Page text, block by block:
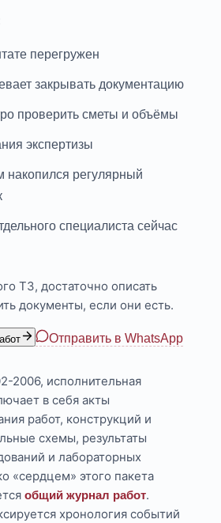
перегружен
закрывать документацию
проверить сметы и объёмы
экспертизы
накопился регулярный
специалиста сейчас
ТЗ, достаточно описать
документы, если они есть.
Отправить в WhatsApp
2006, исполнительная
в себя акты
работ, конструкций и
схемы, результаты
и лабораторных
«сердцем» этого пакета
общий журнал работ.
хронология событий